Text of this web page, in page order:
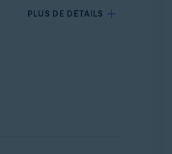
PLUS DE DÉTAILS